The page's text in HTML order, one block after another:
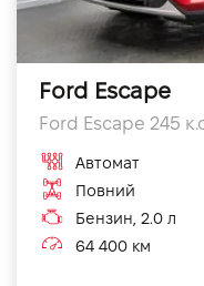
Ford Escape
Ford Escape 245
Автомат
Повний
Бензин, 2.0 л
64 400 км